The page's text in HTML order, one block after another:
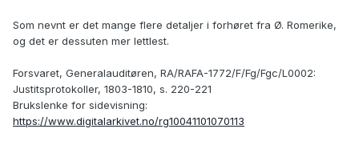
Som nevnt er det mange flere detaljer i forhøret fra Ø. Romerike,
og det er dessuten mer lettlest.
Forsvaret, Generalauditøren, RA/RAFA-1772/F/Fg/Fgc/L0002:
Justitsprotokoller, 1803-1810, s. 220-221
Brukslenke for sidevisning:
https://www.digitalarkivet.no/rg10041101070113